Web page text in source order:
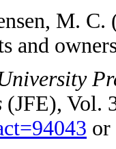
M.
and
(JFE), Vol.
or